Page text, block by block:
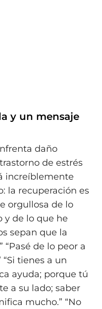
y un mensaje
daño
de estrés
increíblemente
la recuperación es
orgullosa de lo
y de lo que he
sepan que la
“Pasé de lo peor a
tienes a un
ayuda; porque tú
a su lado; saber
mucho.” “No